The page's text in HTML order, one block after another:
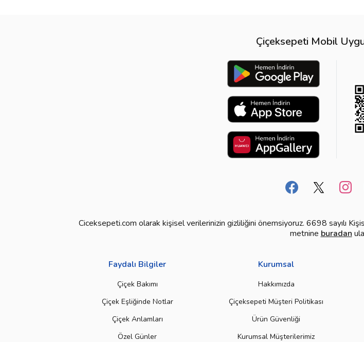
Çiçeksepeti Mobil
Ciceksepeti.com olarak kişisel verilerinizin gizliliğini önemsiyoruz. 6698 sayılı
metnine buradan
Faydalı Bilgiler
Çiçek Bakımı
Çiçek Eşliğinde Notlar
Çiçek Anlamları
Özel Günler
Kurumsal
Hakkımızda
Çiçeksepeti Müşteri Politikası
Ürün Güvenliği
Kurumsal Müşterilerimiz